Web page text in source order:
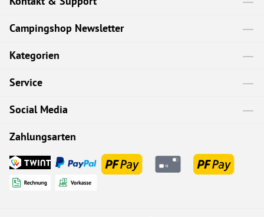
Campingshop Newsletter
Kategorien
Service
Social Media
Zahlungsarten